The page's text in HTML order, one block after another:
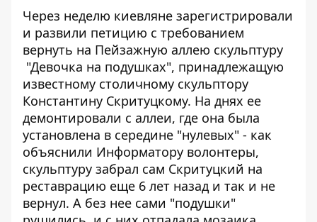
Через неделю киевляне зарегистрировали
и развили петицию с требованием
вернуть на Пейзажную аллею скульптуру
"Девочка на подушках", принадлежащую
известному столичному скульптору
Константину Скритуцкому. На днях ее
демонтировали с аллеи, где она была
установлена ​​в середине "нулевых" - как
объяснили Информатору волонтеры,
скульптуру забрал сам Скритуцкий на
реставрацию еще 6 лет назад и так и не
вернул. А без нее сами "подушки"